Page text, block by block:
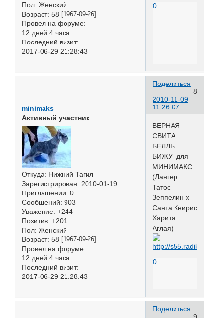
Пол: Женский
Возраст: 58 [1967-09-26]
Провел на форуме:
12 дней 4 часа
Последний визит:
2017-06-29 21:28:43
0
Поделиться
8
2010-11-09
11:26:07
minimaks
Активный участник
Откуда: Нижний Тагил
Зарегистрирован: 2010-01-19
Приглашений: 0
Сообщений: 903
Уважение: +244
Позитив: +201
Пол: Женский
Возраст: 58 [1967-09-26]
Провел на форуме:
12 дней 4 часа
Последний визит:
2017-06-29 21:28:43
ВЕРНАЯ
СВИТА
БЕЛЛЬ
БИЖУ для
МИНИМАКС
(Лангер
Татос
Зеппелин х
Санта Книрис
Харита
Аглая)
0
Поделиться